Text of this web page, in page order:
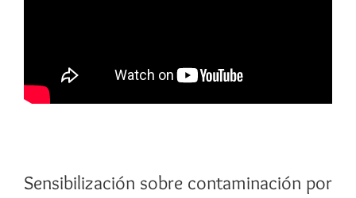
Sensibilización sobre contaminación por